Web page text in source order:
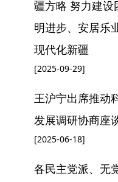
疆方略 努力建设
明进步、安居乐
现代化新疆
[2025-09-29]
王沪宁出席推动
发展调研协商座
[2025-06-18]
各民主党派、无